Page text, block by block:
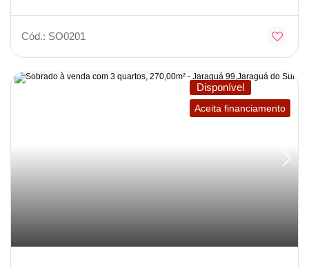
Cód.: SO0201
Disponível
Aceita financiamento